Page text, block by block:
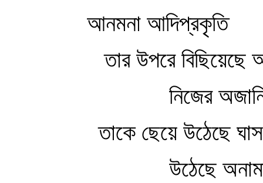
আনমনা আদিপ্রকৃতি
তার উপরে
নিজের
তাকে ছেয়ে উঠেছে
উঠেছে